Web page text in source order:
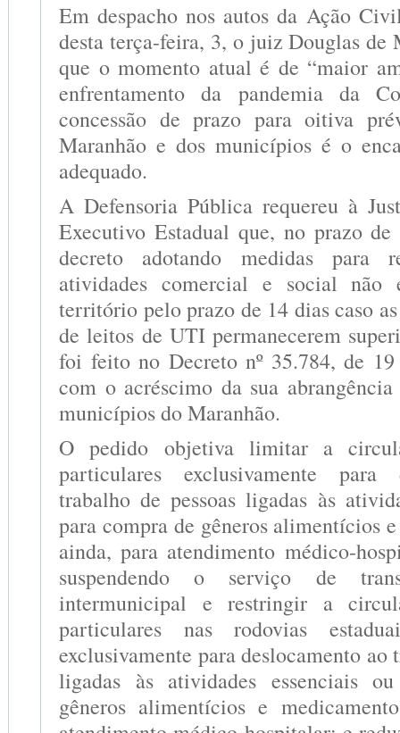
Em despacho nos autos da Ação
desta terça-feira, 3, o juiz Douglas de
que o momento atual é de “maior
enfrentamento da pandemia da
concessão de prazo para oitiva
Maranhão e dos municípios é o
adequado.
A Defensoria Pública requereu à
Executivo Estadual que, no prazo
decreto adotando medidas para
atividades comercial e social não
território pelo prazo de 14 dias caso
de leitos de UTI permanecerem
foi feito no Decreto nº 35.784, de
com o acréscimo da sua
municípios do Maranhão.
O pedido objetiva limitar a
particulares exclusivamente para
trabalho de pessoas ligadas às
para compra de gêneros alimentícios
ainda, para atendimento médico-
suspendendo o serviço de
intermunicipal e restringir a
particulares nas rodovias
exclusivamente para deslocamento ao
ligadas às atividades essenciais
gêneros alimentícios e